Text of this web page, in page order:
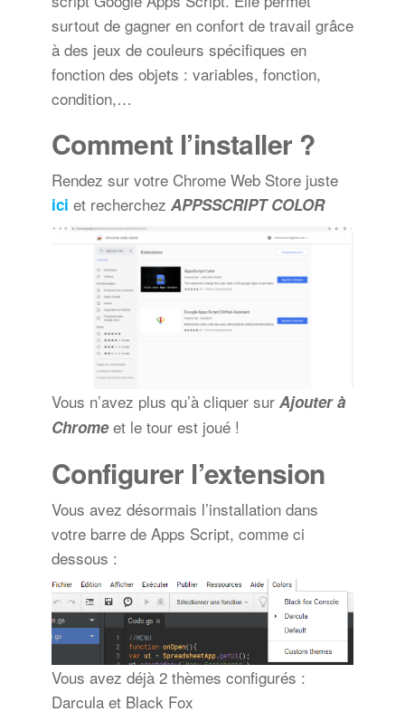
surtout de gagner en confort de travail grâce
à des jeux de couleurs spécifiques en
fonction des objets : variables, fonction,
condition,…
Comment l’installer ?
Rendez sur votre Chrome Web Store juste
ici et recherchez APPSSCRIPT COLOR
Vous n’avez plus qu’à cliquer sur Ajouter à
Chromeet le tour est joué !
Configurer l’extension
Vous avez désormais l’installation dans
votre barre de Apps Script, comme ci
dessous :
Vous avez déjà 2 thèmes configurés :
Darcula et Black Fox